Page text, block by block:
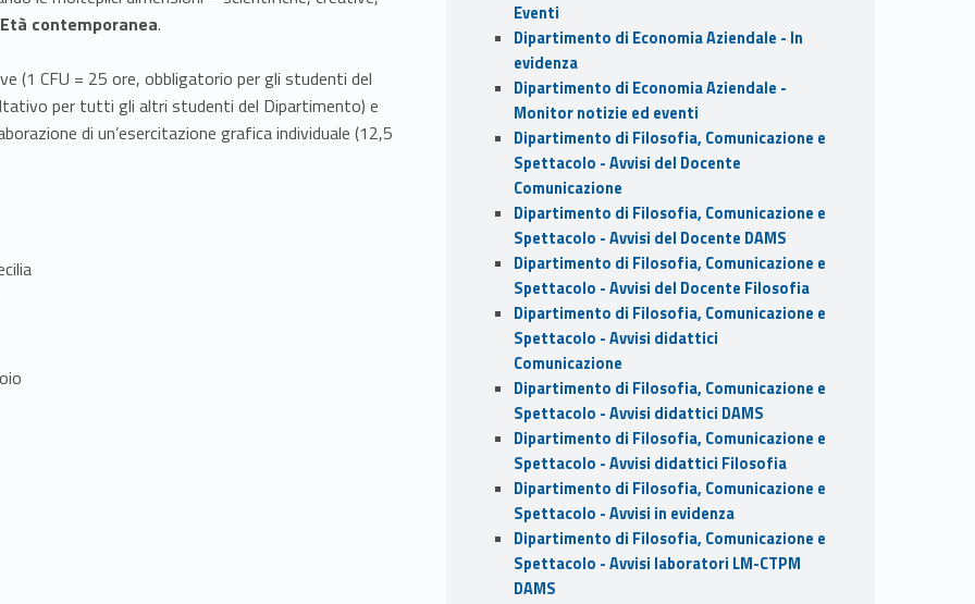
contemporanea.
(1 CFU = 25 ore, obbligatorio per gli studenti del
per tutti gli altri studenti del Dipartimento) e
di un’esercitazione grafica individuale (12,5
Eventi
Dipartimento di Economia Aziendale - In
evidenza
Dipartimento di Economia Aziendale -
Monitor notizie ed eventi
Dipartimento di Filosofia, Comunicazione e
Spettacolo - Avvisi del Docente
Comunicazione
Dipartimento di Filosofia, Comunicazione e
Spettacolo - Avvisi del Docente DAMS
Dipartimento di Filosofia, Comunicazione e
Spettacolo - Avvisi del Docente Filosofia
Dipartimento di Filosofia, Comunicazione e
Spettacolo - Avvisi didattici
Comunicazione
Dipartimento di Filosofia, Comunicazione e
Spettacolo - Avvisi didattici DAMS
Dipartimento di Filosofia, Comunicazione e
Spettacolo - Avvisi didattici Filosofia
Dipartimento di Filosofia, Comunicazione e
Spettacolo - Avvisi in evidenza
Dipartimento di Filosofia, Comunicazione e
Spettacolo - Avvisi laboratori LM-CTPM
DAMS